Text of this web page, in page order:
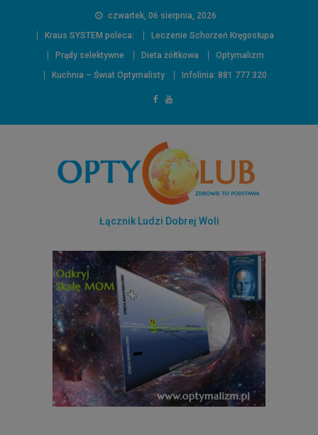
czwartek, 06 sierpnia, 2026
Kraus SYSTEM poleca:
Leczenie Schorzeń Kręgosłupa
Prądy selektywne
Dieta żółtkowa
Optymalizm
Kuchnia – Świat Optymalisty
Infolinia: 881 777 320
Łącznik Ludzi Dobrej Woli